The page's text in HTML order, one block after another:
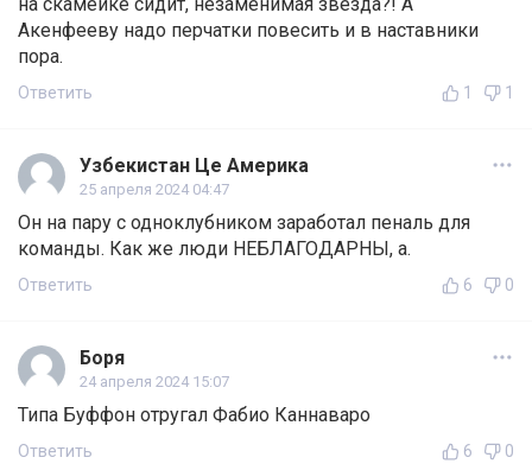
на скамейке сидит, незаменимая звезда?! А
Акенфееву надо перчатки повесить и в наставники
пора.
Ответить 1 1
Узбекистан Це Америка
25 апреля 2024 04:47
Он на пару с одноклубником заработал пеналь для
команды. Как же люди НЕБЛАГОДАРНЫ, а.
Ответить 6 0
Боря
24 апреля 2024 15:07
Типа Буффон отругал Фабио Каннаваро
Ответить 6 0